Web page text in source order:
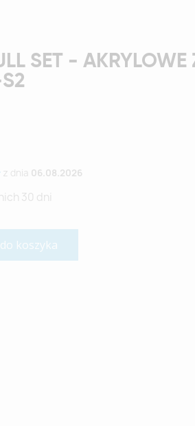
SET - AKRYLOWE
z dnia 06.08.2026
30 dni
koszyka